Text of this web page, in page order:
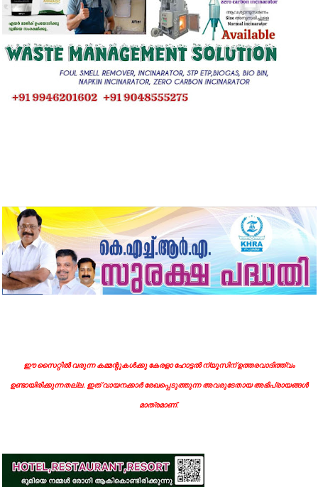
ഈ സൈറ്റിൽ വരുന്ന കമ്മന്റുകൾക്കു കേരളാ ഹോട്ടൽ ന്യൂസിന് ഉത്തരവാദിത്ത്വം
ഉണ്ടായിരിക്കുന്നതല്ല. ഇത് വായനക്കാർ രേഖപ്പെടുത്തുന്ന അവരുടേതായ അഭിപ്രായങ്ങൾ
മാത്രമാണ്.